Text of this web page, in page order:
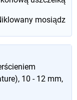
mosiądz
10 - 12 mm,